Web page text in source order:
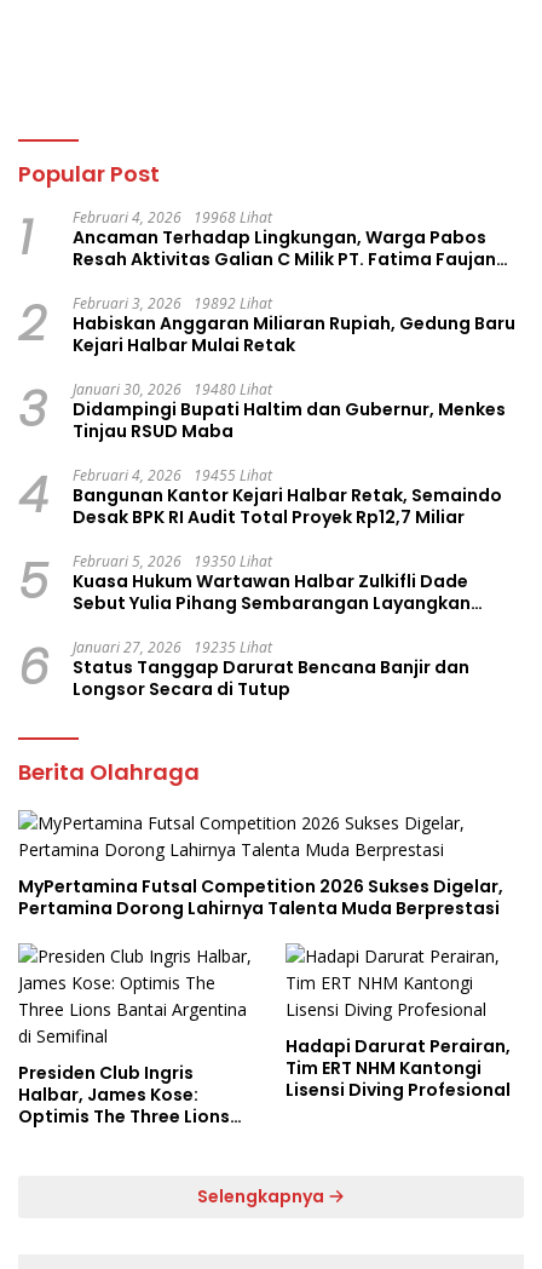
Popular Post
1 Februari 4, 2026 19968 Lihat
Ancaman Terhadap Lingkungan, Warga Pabos
Resah Aktivitas Galian C Milik PT. Fatima Faujan
2 Februari 3, 2026 19892 Lihat
Habiskan Anggaran Miliaran Rupiah, Gedung Baru
Kejari Halbar Mulai Retak
3 Januari 30, 2026 19480 Lihat
Didampingi Bupati Haltim dan Gubernur, Menkes
Tinjau RSUD Maba
4 Februari 4, 2026 19455 Lihat
Bangunan Kantor Kejari Halbar Retak, Semaindo
Desak BPK RI Audit Total Proyek Rp12,7 Miliar
5 Februari 5, 2026 19350 Lihat
Kuasa Hukum Wartawan Halbar Zulkifli Dade
Sebut Yulia Pihang Sembarangan Layangkan
6 Januari 27, 2026 19235 Lihat
Status Tanggap Darurat Bencana Banjir dan
Longsor Secara di Tutup
Berita Olahraga
MyPertamina Futsal Competition 2026 Sukses Digelar,
Pertamina Dorong Lahirnya Talenta Muda Berprestasi
Presiden Club Ingris
Halbar, James Kose:
Optimis The Three Lions
Hadapi Darurat Perairan,
Tim ERT NHM Kantongi
Lisensi Diving Profesional
Selengkapnya